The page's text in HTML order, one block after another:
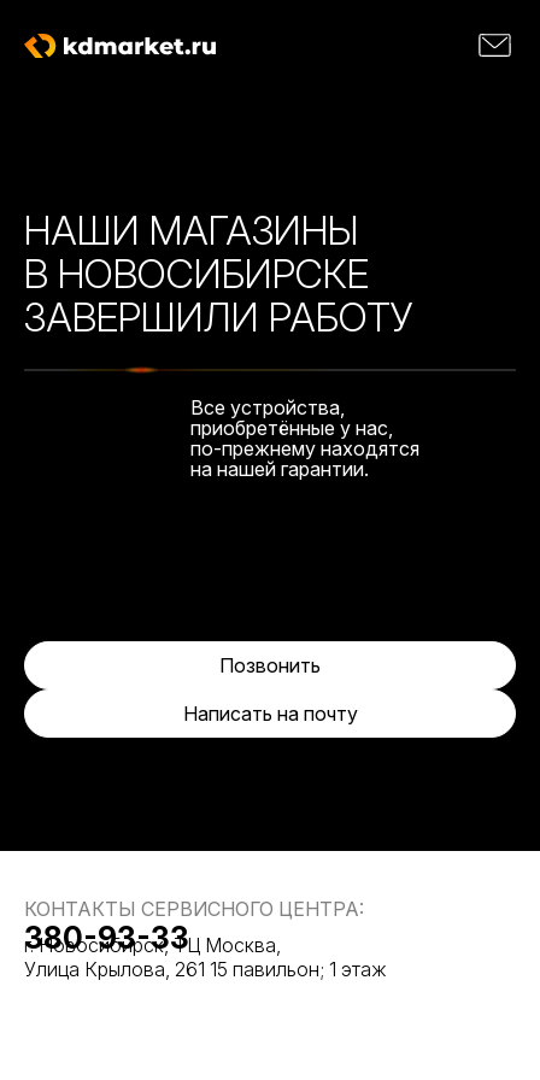
НАШИ МАГАЗИНЫ
В НОВОСИБИРСКЕ
ЗАВЕРШИЛИ РАБОТУ
Все устройства,
приобретённые у нас,
по-прежнему находятся
на нашей гарантии.
Написать на почту
Позвонить
КОНТАКТЫ СЕРВИСНОГО ЦЕНТРА:
г. Новосибирск, ТЦ Москва,
Улица Крылова, 261 15 павильон; 1 этаж
380-93-33